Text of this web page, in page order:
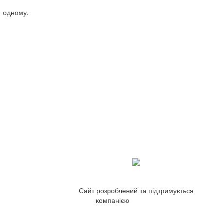
одному.
Сайт розроблений та підтримується
компанією